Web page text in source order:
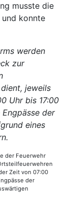
musste die
konnte
werden
zur
jeweils
Uhr bis 17:00
der
eines
der Feuerwehr
Zeit von 07:00
der